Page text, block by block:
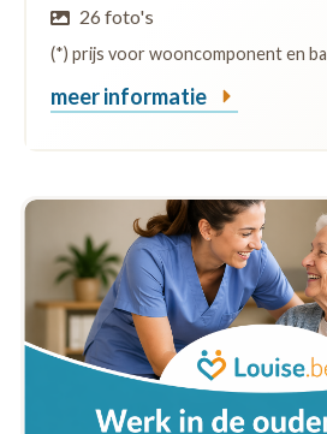
26 foto's
(*) prijs voor wooncomponent en
meer informatie